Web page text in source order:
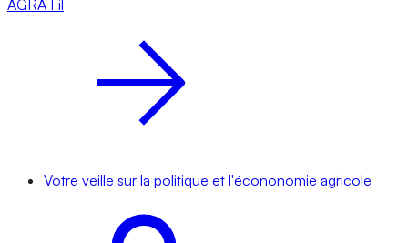
AGRA Fil
Votre veille sur la politique et l'écononomie agricole